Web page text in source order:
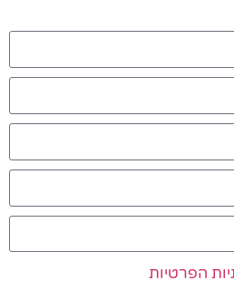
הפרטיות